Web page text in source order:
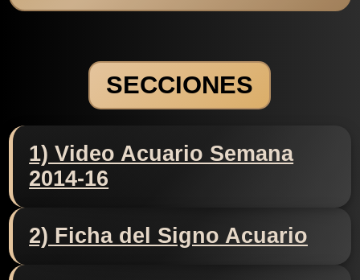
SECCIONES
1) Video Acuario Semana
2014-16
2) Ficha del Signo Acuario